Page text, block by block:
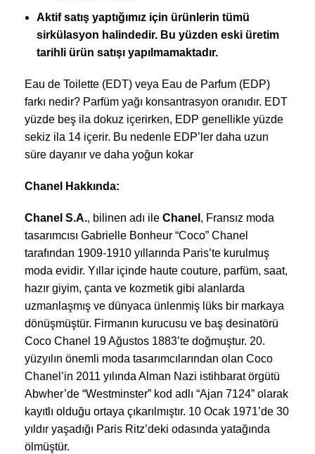
Aktif satış yaptığımız için ürünlerin tümü
sirkülasyon halindedir. Bu yüzden eski üretim
tarihli ürün satışı yapılmamaktadır.
Eau de Toilette (EDT) veya Eau de Parfum (EDP)
farkı nedir? Parfüm yağı konsantrasyon oranıdır. EDT
yüzde beş ila dokuz içerirken, EDP genellikle yüzde
sekiz ila 14 içerir. Bu nedenle EDP’ler daha uzun
süre dayanır ve daha yoğun kokar
Chanel Hakkında:
Chanel S.A., bilinen adı ile Chanel , Fransız moda
tasarımcısı Gabrielle Bonheur “Coco” Chanel
tarafından 1909-1910 yıllarında Paris’te kurulmuş
moda evidir. Yıllar içinde haute couture, parfüm, saat,
hazır giyim, çanta ve kozmetik gibi alanlarda
uzmanlaşmış ve dünyaca ünlenmiş lüks bir markaya
dönüşmüştür. Firmanın kurucusu ve baş desinatörü
Coco Chanel 19 Ağustos 1883’te doğmuştur. 20.
yüzyılın önemli moda tasarımcılarından olan Coco
Chanel’in 2011 yılında Alman Nazi istihbarat örgütü
Abwher’de “Westminster” kod adlı “Ajan 7124” olarak
kayıtlı olduğu ortaya çıkarılmıştır. 10 Ocak 1971’de 30
yıldır yaşadığı Paris Ritz’deki odasında yatağında
ölmüştür.